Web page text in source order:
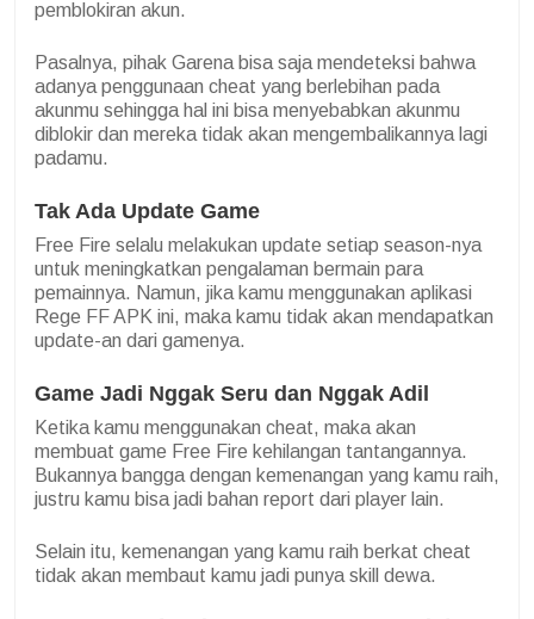
pemblokiran akun.
Pasalnya, pihak Garena bisa saja mendeteksi bahwa
adanya penggunaan cheat yang berlebihan pada
akunmu sehingga hal ini bisa menyebabkan akunmu
diblokir dan mereka tidak akan mengembalikannya lagi
padamu.
Tak Ada Update Game
Free Fire selalu melakukan update setiap season-nya
untuk meningkatkan pengalaman bermain para
pemainnya. Namun, jika kamu menggunakan aplikasi
Rege FF APK ini, maka kamu tidak akan mendapatkan
update-an dari gamenya.
Game Jadi Nggak Seru dan Nggak Adil
Ketika kamu menggunakan cheat, maka akan
membuat game Free Fire kehilangan tantangannya.
Bukannya bangga dengan kemenangan yang kamu raih,
justru kamu bisa jadi bahan report dari player lain.
Selain itu, kemenangan yang kamu raih berkat cheat
tidak akan membaut kamu jadi punya skill dewa.